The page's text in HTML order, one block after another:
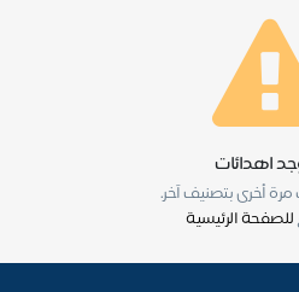
اهدائات
أخرى بتصنيف آخر.
للصفحة الرئيسية